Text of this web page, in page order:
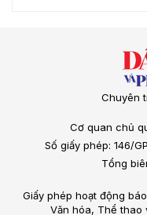
Chuyên
Cơ quan chủ
Số giấy phép: 146/
Tổng
Giấy phép hoạt động
Văn hóa, Thể thao